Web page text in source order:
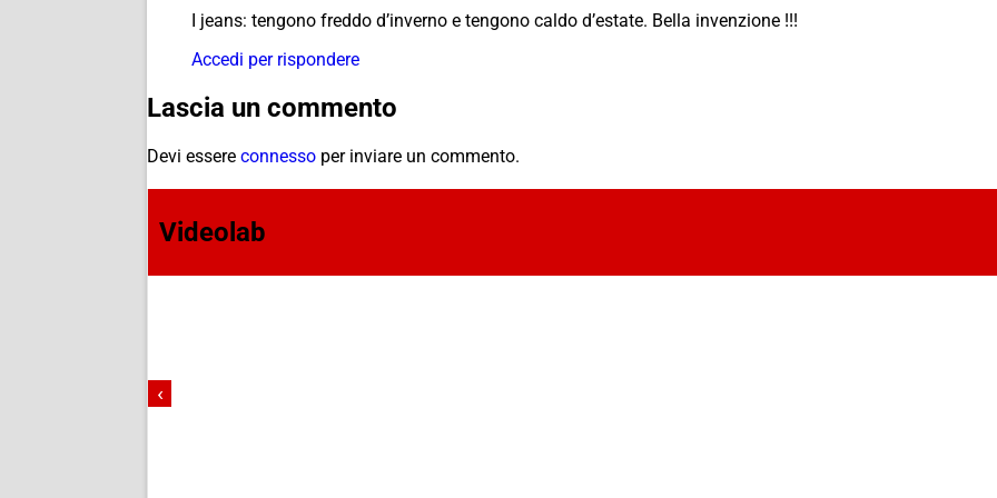
I jeans: tengono freddo d’inverno e tengono caldo d’estate. Bella invenzione !!!
Accedi per rispondere
Lascia un commento
Devi essere connesso per inviare un commento.
Videolab
‹